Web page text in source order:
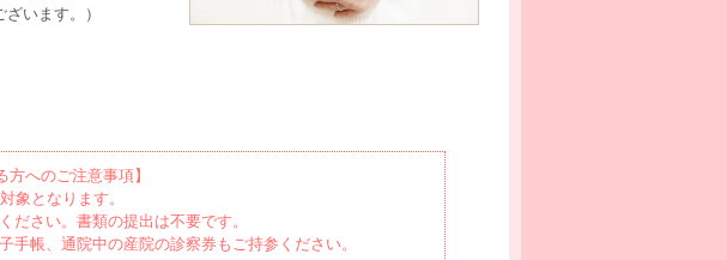
います。）
方へのご注意事項】
象となります。
さい。書類の提出は不要です。
帳、通院中の産院の診察券もご持参ください。